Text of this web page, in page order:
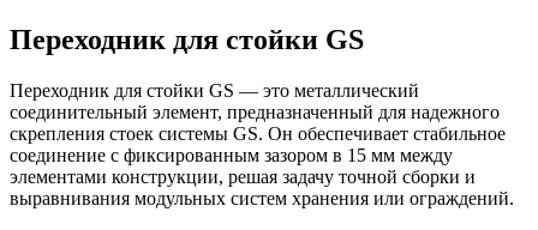
Переходник для стойки GS
Переходник для стойки GS — это металлический
соединительный элемент, предназначенный для надежного
скрепления стоек системы GS. Он обеспечивает стабильное
соединение с фиксированным зазором в 15 мм между
элементами конструкции, решая задачу точной сборки и
выравнивания модульных систем хранения или ограждений.